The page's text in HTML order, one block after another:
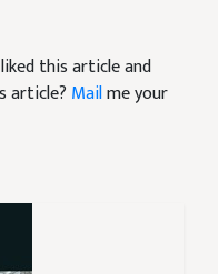
this article and
article? Mailme your